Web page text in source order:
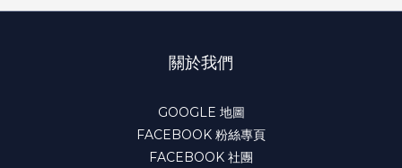
關於我們
GOOGLE 地圖
FACEBOOK 粉絲專頁
FACEBOOK 社團